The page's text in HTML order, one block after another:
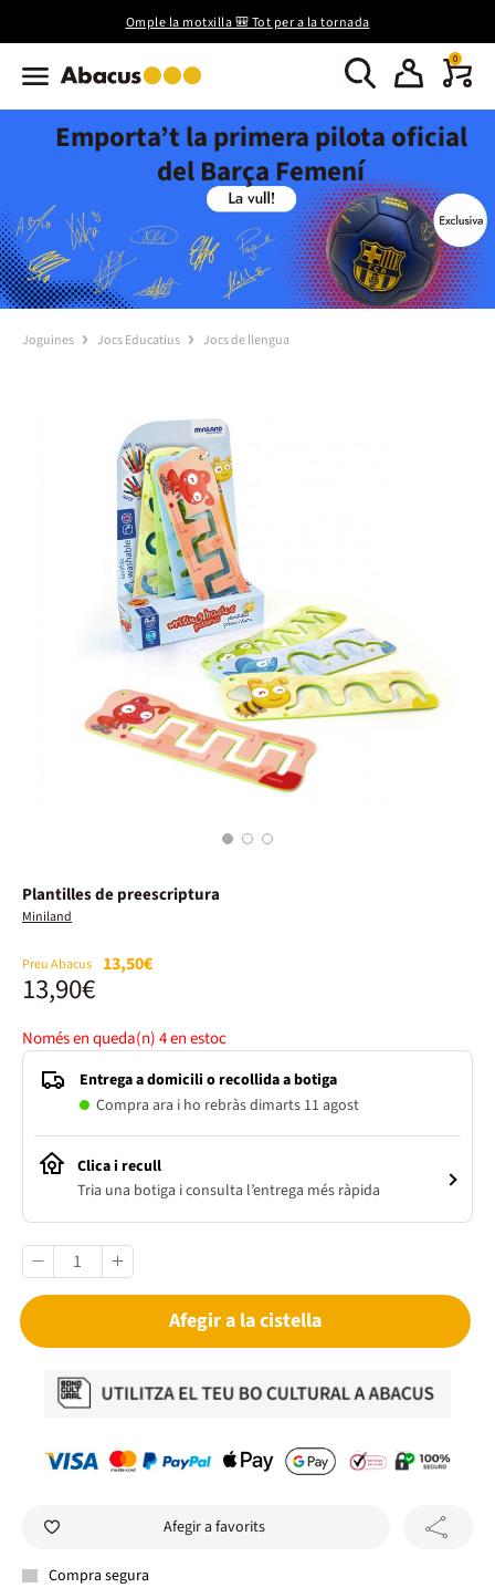
Omple la motxilla 🎒 Tot per a la tornada
0
Emporta’t la primera pilota oficial
del Barça Femení
Joguines Jocs Educatius Jocs de llengua
1 2 3
Plantilles de preescriptura
Miniland
Preu Abacus 13,50€
13,90€
Només en queda(n)4en estoc
Entrega a domicili o recollida a botiga
Compra ara i ho rebràs dimarts 11 agost
Clica i recull
Tria una botiga i consulta l’entrega més ràpida
Afegir a la cistella
Afegir a favorits
Compra segura